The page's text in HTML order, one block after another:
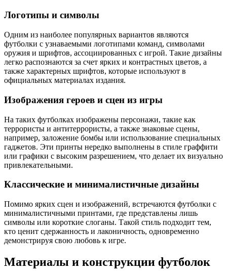
Логотипы и символы
Одним из наиболее популярных вариантов являются
футболки с узнаваемыми логотипами команд, символами
оружия и шрифтов, ассоциированных с игрой. Такие дизайны
легко распознаются за счет ярких и контрастных цветов, а
также характерных шрифтов, которые используют в
официальных материалах издания.
Изображения героев и сцен из игры
На таких футболках изображены персонажи, такие как
террористы и антитеррористы, а также знаковые сцены,
например, заложение бомбы или использование специальных
гаджетов. Эти принты нередко выполнены в стиле граффити
или графики с высоким разрешением, что делает их визуально
привлекательными.
Классические и минималистичные дизайны
Помимо ярких сцен и изображений, встречаются футболки с
минималистичными принтами, где представлены лишь
символы или короткие слоганы. Такой стиль подходит тем,
кто ценит сдержанность и лаконичность, одновременно
демонстрируя свою любовь к игре.
Материалы и конструкции футболок